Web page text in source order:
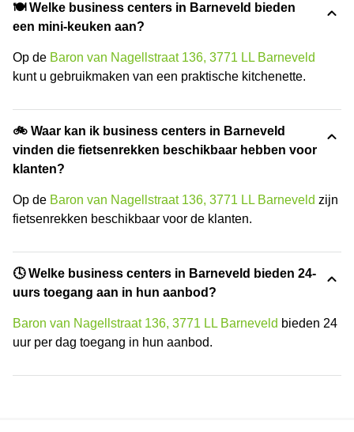
🍽️ Welke business centers in Barneveld bieden
een mini-keuken aan?
Op de Baron van Nagellstraat 136, 3771 LL Barneveld
kunt u gebruikmaken van een praktische kitchenette.
🚲 Waar kan ik business centers in Barneveld
vinden die fietsenrekken beschikbaar hebben voor
klanten?
Op de Baron van Nagellstraat 136, 3771 LL Barneveld zijn
fietsenrekken beschikbaar voor de klanten.
🕓 Welke business centers in Barneveld bieden 24-
uurs toegang aan in hun aanbod?
Baron van Nagellstraat 136, 3771 LL Barneveld bieden 24
uur per dag toegang in hun aanbod.